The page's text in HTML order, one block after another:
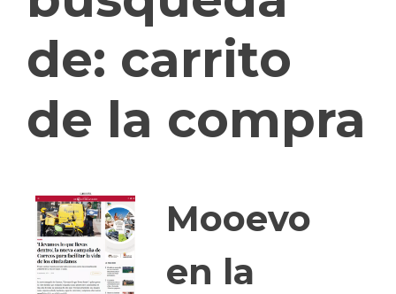
de: carrito
de la compra
Mooevo
en la